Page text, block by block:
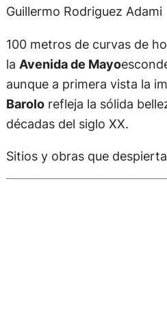
Guillermo Rodriguez Adami
100 metros de curvas de
la Avenida de Mayo
aunque a primera vista la
Barolorefleja la sólida
décadas del siglo XX.
Sitios y obras que